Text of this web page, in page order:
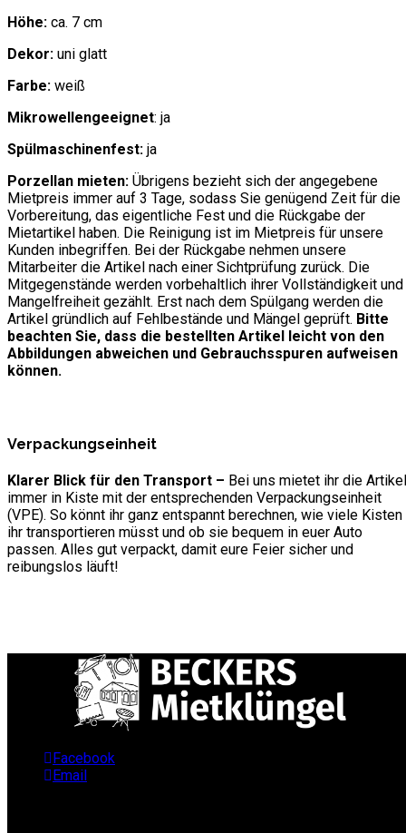
Höhe: ca. 7 cm
Dekor: uni glatt
Farbe: weiß
Mikrowellengeeignet: ja
Spülmaschinenfest: ja
Porzellan mieten: Übrigens bezieht sich der angegebene
Mietpreis immer auf 3 Tage, sodass Sie genügend Zeit für die
Vorbereitung, das eigentliche Fest und die Rückgabe der
Mietartikel haben. Die Reinigung ist im Mietpreis für unsere
Kunden inbegriffen. Bei der Rückgabe nehmen unsere
Mitarbeiter die Artikel nach einer Sichtprüfung zurück. Die
Mitgegenstände werden vorbehaltlich ihrer Vollständigkeit und
Mangelfreiheit gezählt. Erst nach dem Spülgang werden die
Artikel gründlich auf Fehlbestände und Mängel geprüft. Bitte
beachten Sie, dass die bestellten Artikel leicht von den
Abbildungen abweichen und Gebrauchsspuren aufweisen
können.
Verpackungseinheit
Klarer Blick für den Transport – Bei uns mietet ihr die Artikel
immer in Kiste mit der entsprechenden Verpackungseinheit
(VPE). So könnt ihr ganz entspannt berechnen, wie viele Kisten
ihr transportieren müsst und ob sie bequem in euer Auto
passen. Alles gut verpackt, damit eure Feier sicher und
reibungslos läuft!
Facebook
Email